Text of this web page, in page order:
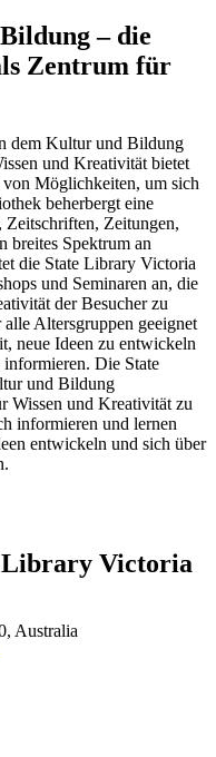
– die
Zentrum für
dem Kultur und Bildung
und Kreativität bietet
Möglichkeiten, um sich
beherbergt eine
Zeitungen,
breites Spektrum an
die State Library Victoria
und Seminaren an, die
der Besucher zu
Altersgruppen geeignet
neue Ideen zu entwickeln
informieren. Die State
und Bildung
Wissen und Kreativität zu
informieren und lernen
entwickeln und sich über
Library Victoria
Australia